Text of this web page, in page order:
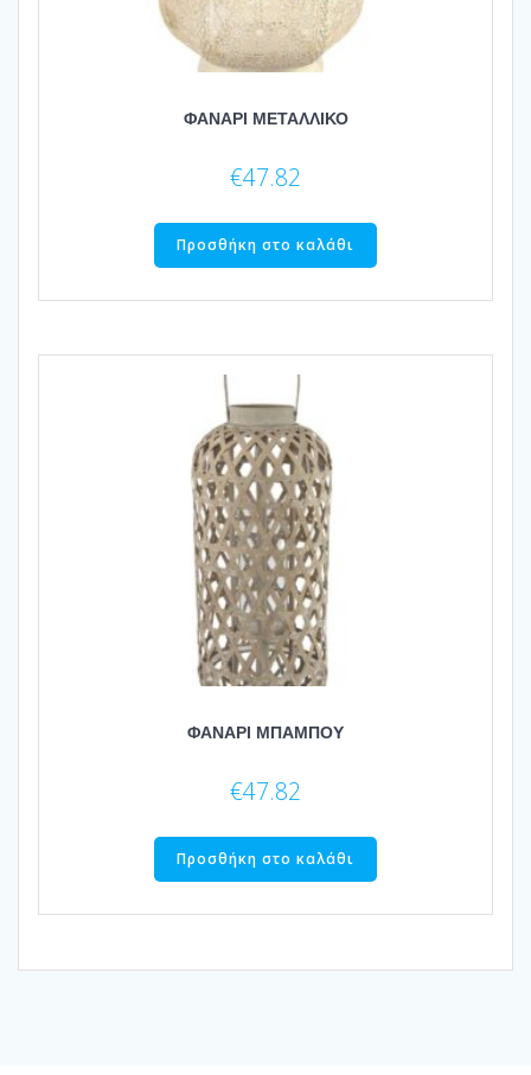
ΦΑΝΑΡΙ ΜΕΤΑΛΛΙΚΟ
€47.82
Προσθήκη στο καλάθι
ΦΑΝΑΡΙ ΜΠΑΜΠΟΥ
€47.82
Προσθήκη στο καλάθι